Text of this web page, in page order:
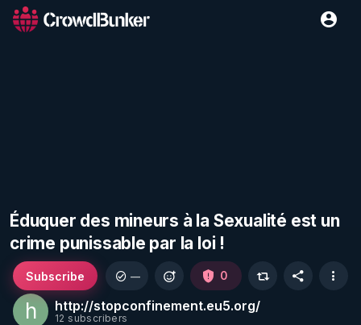
Éduquer des mineurs à la Sexualité est un
crime punissable par la loi !
h http://stopconfinement.eu5.org/
12 subscribers
Subscribe — 0